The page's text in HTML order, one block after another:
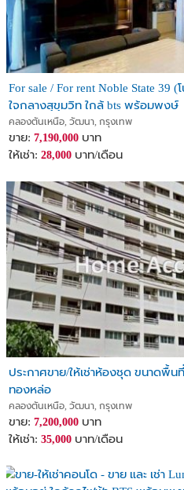
For sale / For rent Noble State 39
ใจกลางสุขุมวิท ใกล้ bts พร้อมพงษ์
คลองตันเหนือ, วัฒนา, กรุงเทพ
ขาย: 7,190,000 บาท
ให้เช่า: 28,000 บาท/เดือน
ประกาศขาย/ให้เช่าห้องชุด ขนาดพื้น
ทองหล่อ
คลองตันเหนือ, วัฒนา, กรุงเทพ
ขาย: 7,200,000 บาท
ให้เช่า: 35,000 บาท/เดือน